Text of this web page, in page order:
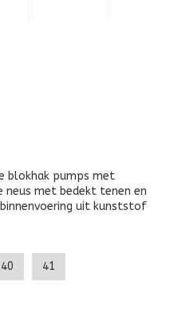
blokhak pumps met
met bedekt tenen en
uit kunststof
40 41